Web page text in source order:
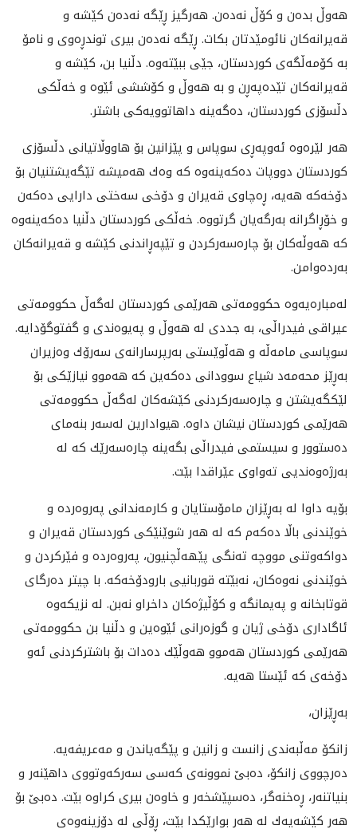
هه‌وڵ بده‌ن و كۆڵ نه‌ده‌ن. هه‌رگيز ڕێگه‌ نه‌ده‌ن كێشه‌ و
قه‌يرانه‌كان نائومێدتان بكات. ڕێگه‌ نه‌ده‌ن بيرى توندڕه‌وى و نامۆ
به‌ كۆمه‌ڵگه‌ى كوردستان، جێى ببێته‌وه‌. دڵنيا بن، كێشه‌ و
قه‌يرانه‌كان تێده‌په‌ڕن و به‌ هه‌وڵ و كۆششى ئێوه‌ و خه‌ڵكى
دڵسۆزى كوردستان، ده‌گه‌ينه‌ داهاتوويه‌كى باشتر.
هه‌ر لێره‌وه‌ ئه‌وپه‌ڕى سوپاس و پێزانين بۆ هاووڵاتيانى دڵسۆزى
كوردستان دووپات ده‌كه‌ينه‌وه كه‌ وه‌ك هه‌ميشه‌ تێگه‌يشتنيان بۆ
دۆخه‌كه‌ هه‌يه‌، ڕه‌چاوى قه‌يران و دۆخى سه‌ختى دارايى ده‌كه‌ن
و خۆڕاگرانه‌ به‌رگه‌يان گرتووه‌. خه‌ڵكى كوردستان دڵنيا ده‌كه‌ينه‌وه‌
كه‌ هه‌وڵه‌كان بۆ چاره‌سه‌ركردن و تێپه‌ڕاندنى كێشه‌ و قه‌يرانه‌كان
به‌رده‌وامن.
له‌مباره‌يه‌وه‌ حكوومه‌تى هه‌رێمى كوردستان له‌گه‌ڵ حكوومه‌تى
عيراقى فيدراڵى، به‌ جددى له‌ هه‌وڵ و په‌يوه‌ندى و گفتوگۆدايه‌.
سوپاسى مامه‌ڵه‌ و هه‌ڵوێستى به‌رپرسارانه‌ى سه‌رۆك وه‌زيران
به‌ڕێز محه‌مه‌د شياع سوودانى ده‌كه‌ين كه‌ هه‌موو نيازێكى بۆ
لێكگه‌‌يشتن و چاره‌سه‌ركردنی كێشه‌كان له‌گه‌ڵ حكوومه‌تی
هه‌رێمی كوردستان نيشان داوه‌. هيوادارين له‌سه‌ر بنه‌ماى
ده‌ستوور و سيستمى فيدراڵى بگه‌ينه‌ چاره‌سه‌رێك كه‌ له‌
به‌رژه‌وه‌نديى ته‌واوى عێراقدا بێت.
بۆيه‌ داوا له‌ به‌ڕێزان مامۆستايان و كارمه‌ندانى په‌روه‌رده‌ و
خوێندنى باڵا ده‌كه‌م كه‌ له‌ هه‌ر شوێنێكى كوردستان قه‌يران و
دواكه‌وتنى مووچه‌ ته‌نگى پێهه‌ڵچنيون، په‌روه‌رده‌ و فێركردن و
خوێندنى نه‌وه‌كان، نه‌بێته قوربانيى بارودۆخه‌كه‌. با چيتر ده‌رگاى
قوتابخانه‌ و په‌يمانگه‌ و كۆڵيژه‌كان داخراو نه‌بن. له‌ نزيكه‌وه‌
ئاگادارى دۆخى ژيان و گوزه‌رانى ئێوه‌ين و دڵنيا بن حكوومه‌تی
هه‌رێمی كوردستان هه‌موو هه‌وڵێك ده‌دات بۆ باشتركردنى ئه‌و
دۆخه‌ی كه‌ ئێستا هه‌یه‌.
به‌ڕێزان،
زانكۆ مه‌ڵبه‌ندى زانست و زانين و پێگه‌ياندن و مه‌عريفه‌يه‌.
ده‌رچووى زانكۆ، ده‌بێ نموونه‌ى كه‌سى سه‌ركه‌وتووى داهێنه‌ر و
بنياتنه‌ر، ڕه‌خنه‌گر، ده‌سپێشخه‌ر و خاوه‌ن بيرى كراوه بێت. ده‌بێ بۆ
هه‌ر كێشه‌يه‌ك له‌ هه‌ر بوارێكدا بێت، ڕۆڵى له‌ دۆزينه‌وه‌ى